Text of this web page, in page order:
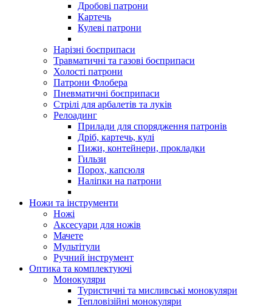
Дробові патрони
Картечь
Кулеві патрони
Нарізні боєприпаси
Травматичні та газові боєприпаси
Холості патрони
Патрони Флобера
Пневматичні боєприпаси
Стрілі для арбалетів та луків
Релоадинг
Прилади для спорядження патронів
Дріб, картечь, кулі
Пижи, контейнери, прокладки
Гильзи
Порох, капсюля
Наліпки на патрони
Ножи та інструменти
Ножі
Аксесуари для ножів
Мачете
Мультітули
Ручний інструмент
Оптика та комплектуючі
Монокуляри
Туристичні та мисливські монокуляри
Тепловізійні монокуляри